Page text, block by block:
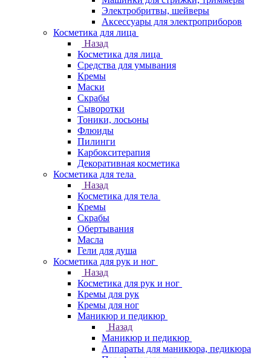
Электробритвы, шейверы
Аксессуары для электроприборов
Косметика для лица
Назад
Косметика для лица
Средства для умывания
Кремы
Маски
Скрабы
Сыворотки
Тоники, лосьоны
Флюиды
Пилинги
Карбокситерапия
Декоративная косметика
Косметика для тела
Назад
Косметика для тела
Кремы
Скрабы
Обертывания
Масла
Гели для душа
Косметика для рук и ног
Назад
Косметика для рук и ног
Кремы для рук
Кремы для ног
Маникюр и педикюр
Назад
Маникюр и педикюр
Аппараты для маникюра, педикюра